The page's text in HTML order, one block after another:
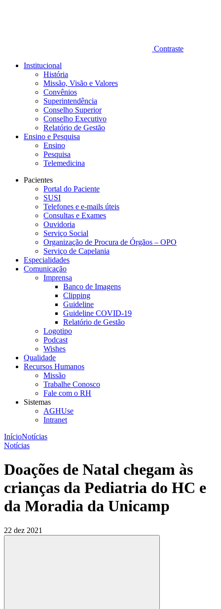
Contraste
Institucional
História
Missão, Visão e Valores
Convênios
Superintendência
Conselho Superior
Conselho Executivo
Relatório de Gestão
Ensino e Pesquisa
Ensino
Pesquisa
Telemedicina
Pacientes
Portal do Paciente
SUSI
Telefones e e-mails úteis
Consultas e Exames
Ouvidoria
Serviço Social
Organização de Procura de Órgãos – OPO
Serviço de Capelania
Especialidades
Comunicação
Imprensa
Banco de Imagens
Clipping
Guideline
Guideline COVID-19
Relatório de Gestão
Logotipo
Podcast
Wishes
Qualidade
Recursos Humanos
Missão
Trabalhe Conosco
Fale com o RH
Sistemas
AGHUse
Intranet
InícioNotícias
Notícias
Doações de Natal chegam às
crianças da Pediatria do HC e
da Moradia da Unicamp
22 dez 2021